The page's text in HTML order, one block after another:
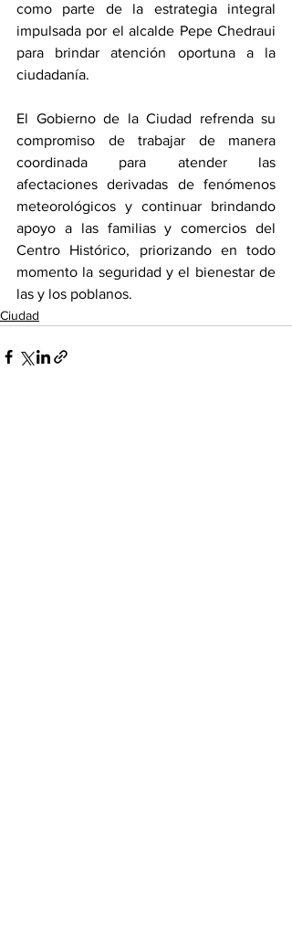
como parte de la estrategia integral
impulsada por el alcalde Pepe Chedraui
para brindar atención oportuna a la
ciudadanía.
El Gobierno de la Ciudad refrenda su
compromiso de trabajar de manera
coordinada para atender las
afectaciones derivadas de fenómenos
meteorológicos y continuar brindando
apoyo a las familias y comercios del
Centro Histórico, priorizando en todo
momento la seguridad y el bienestar de
las y los poblanos.
Ciudad